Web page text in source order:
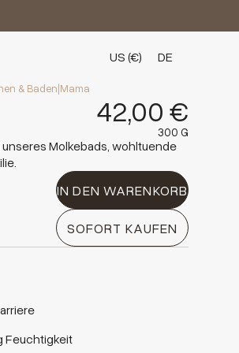
US (€) DE
& Baden|Mama
42,00 €
300 G
Molkebads, wohltuende
IN DEN WARENKORB
SOFORT KAUFEN
Feuchtigkeit